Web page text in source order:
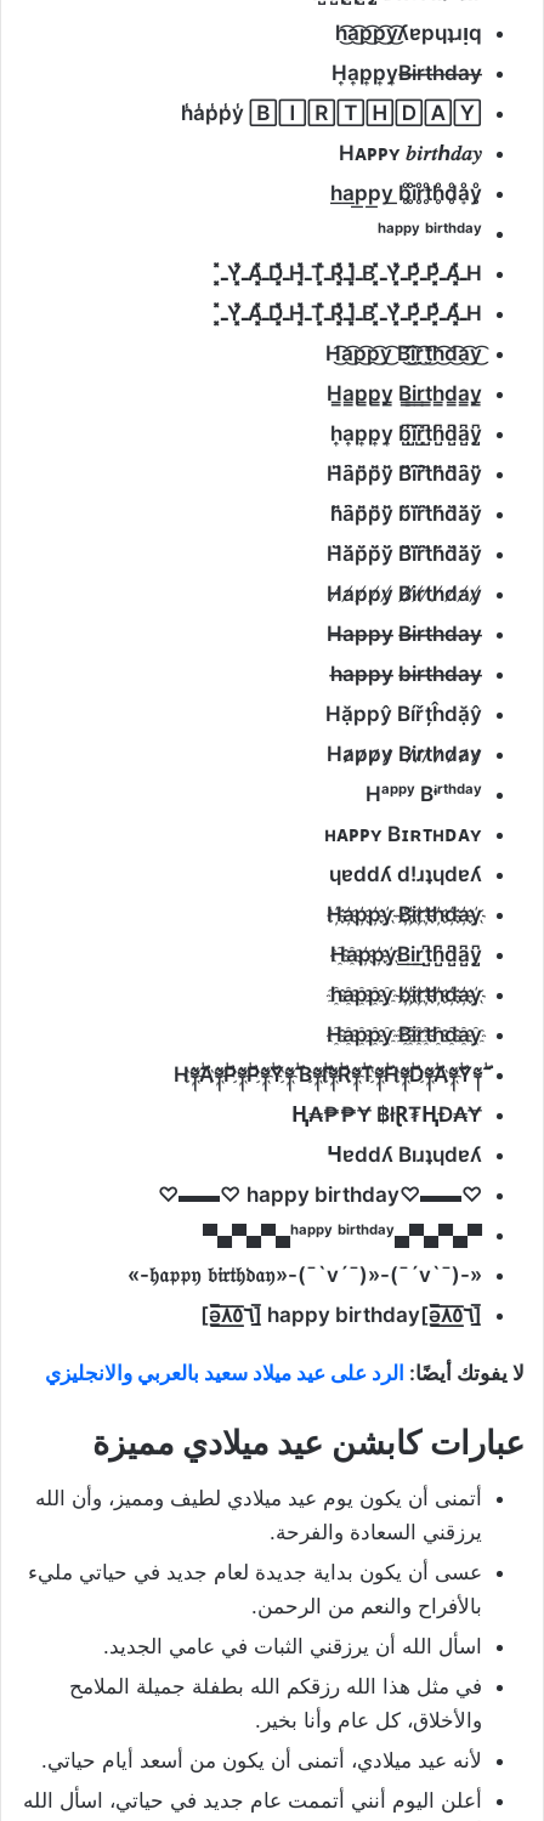
h͜͡a͜͡p͜͡p͜͡y͜͡ʎɐpɥʇɹᴉq
H͎a͎p͎p͎y͎B̶i̶r̶t̶h̶d̶a̶y̶
h̾a̾p̾p̾y̾ 🄱🄸🅁🅃🄷🄳🄰🅈
Hᴀᴘᴘʏ 𝑏𝑖𝑟𝑡ℎ𝑑𝑎𝑦
h͟a͟p͟p͟y͟ b̥ͦi̥ͦr̥ͦt̥ͦh̥ͦd̥ͦḁͦy̥ͦ
ʰᵃᵖᵖʸ ᵇⁱʳᵗʰᵈᵃʸ
Hـ͓̽Aـ͓̽Pـ͓̽Pـ͓̽Yـ͓̽Bـ͓̽Iـ͓̽Rـ͓̽Tـ͓̽Hـ͓̽Dـ͓̽Aـ͓̽Yـ͓̽
Hـ͓̽Aـ͓̽Pـ͓̽Pـ͓̽Yـ͓̽Bـ͓̽Iـ͓̽Rـ͓̽Tـ͓̽Hـ͓̽Dـ͓̽Aـ͓̽Yـ͓̽
H͜͡a͜͡p͜͡p͜͡y͜͡ B͜͡i͜͡r͜͡t͜͡h͜͡d͜͡a͜͡y͜͡
H̳a̳p̳p̳y̳ B̳i̳r̳t̳h̳d̳a̳y̳
h͎a͎p͎p͎y͎ b̺͆i̺͆r̺͆t̺͆h̺͆d̺͆a̺͆y̺͆
H̑̈ȃ̈p̑̈p̑̈y̑̈ B̑̈ȋ̈ȓ̈t̑̈h̑̈d̑̈ȃ̈y̑̈
h̑̈ȃ̈p̑̈p̑̈y̑̈ b̆̈ĭ̈r̆̈t̆̈h̆̈d̆̈ă̈y̆̈
H̆̈ă̈p̆̈p̆̈y̆̈ B̆̈ĭ̈r̆̈t̆̈h̆̈d̆̈ă̈y̆̈
H̸a̸p̸p̸y̸ B̸i̸r̸t̸h̸d̸a̸y̸
H̶a̶p̶p̶y̶ B̶i̶r̶t̶h̶d̶a̶y̶
h̶a̶p̶p̶y̶ b̶i̶r̶t̶h̶d̶a̶y̶
Hặppŷ Bířțĥdặŷ
Ha̷p̷p̷y̷ Bi̷r̷t̷h̷d̷a̷y̷
Hᵃᵖᵖʸ Bᶤʳᵗʰᵈᵃʸ
ʜᴀᴘᴘʏ Bɪʀᴛʜᴅᴀʏ
ɥɐddʎ d!ɹʇɥdɐʎ
H҉a҉p҉p҉y҉ B҉i҉r҉t҉h҉d҉a҉y҉
H҈a҈p҉p҉y҉B͟i͟r͟t̺͆h̺͆d̺͆a̺͆y̺͆
h҈a҈p҈p҈y҈ b҉i҉r҉t҉h҉d҉a҉y҉
H҈a҈p҈p҈y҈ B҈i҈r҈t҈h҈d҈a҈y҈
H༈҉A༈҉P༈҉P༈҉Y༈҉ B༈҉I༈҉R༈҉T༈҉H༈҉D༈҉A༈҉Y༈
Ⱨ₳₱₱Ɏ ฿łⱤ₮ⱧĐ₳Ɏ
Ɥɐddʎ Bıɹʇɥdɐʎ
♡
▬▬
♡
happy birthday
♡
▬▬
♡
▀▄▀▄▀▄
ʰᵃᵖᵖʸ ᵇⁱʳᵗʰᵈᵃʸ
▄▀▄▀▄▀
«-(¯`
v´¯)-«
𝔥𝔞𝔭𝔭𝔶 𝔟𝔦𝔯𝔱𝔥𝔡𝔞𝔶»-(¯`v´¯)-»
[̲̅ə̲̅٨̲̅٥̲̅٦̲̅ ]happy birthday [̲̅ə̲̅ ٨̲̅٥̲̅٦̲̅]
لا يفوتك أيضًا: الرد على عيد ميلاد سعيد بالعربي والانجليزي
عبارات كابشن عيد ميلادي مميزة
أتمنى أن يكون يوم عيد ميلادي لطيف ومميز، وأن الله
يرزقني السعادة والفرحة.
عسى أن يكون بداية جديدة لعام جديد في حياتي مليء
بالأفراح والنعم من الرحمن.
اسأل الله أن يرزقني الثبات في عامي الجديد.
في مثل هذا الله رزقكم الله بطفلة جميلة الملامح
والأخلاق، كل عام وأنا بخير.
لأنه عيد ميلادي، أتمنى أن يكون من أسعد أيام حياتي.
أعلن اليوم أنني أتممت عام جديد في حياتي، اسأل الله